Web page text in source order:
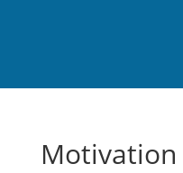
Motivation